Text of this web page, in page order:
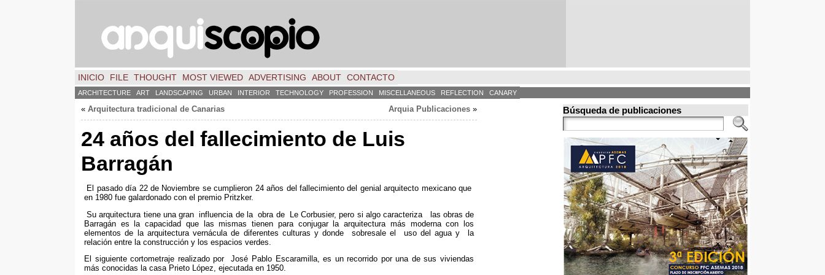
INICIO FILE THOUGHT MOST VIEWED ADVERTISING ABOUT CONTACTO
ARCHITECTURE ART LANDSCAPING URBAN INTERIOR TECHNOLOGY PROFESSION MISCELLANEOUS REFLECTION CANARY
« Arquitectura tradicional de Canarias Arquia Publicaciones »
24 años del fallecimiento de Luis
Barragán
El pasado día 22de Noviembre se cumplieron 24años del fallecimiento del genial arquitecto mexicano que
en 1980 fue galardonado con el premio Pritzker.
Su arquitectura tiene una gran influencia de la obra de Le Corbusier,pero si algo caracteriza las obras de
Barragán es la capacidad que las mismas tienen para conjugar la arquitectura más moderna con los
elementos de la arquitectura vernácula de diferentes culturas y donde sobresale el uso del agua y la
relación entre la construcción y los espacios verdes
El siguiente cortometraje realizado por José Pablo Escaramilla,es un recorrido por una de sus viviendas
más conocidas la casa Prieto López, ejecutada en 1950.
Búsqueda de publicaciones